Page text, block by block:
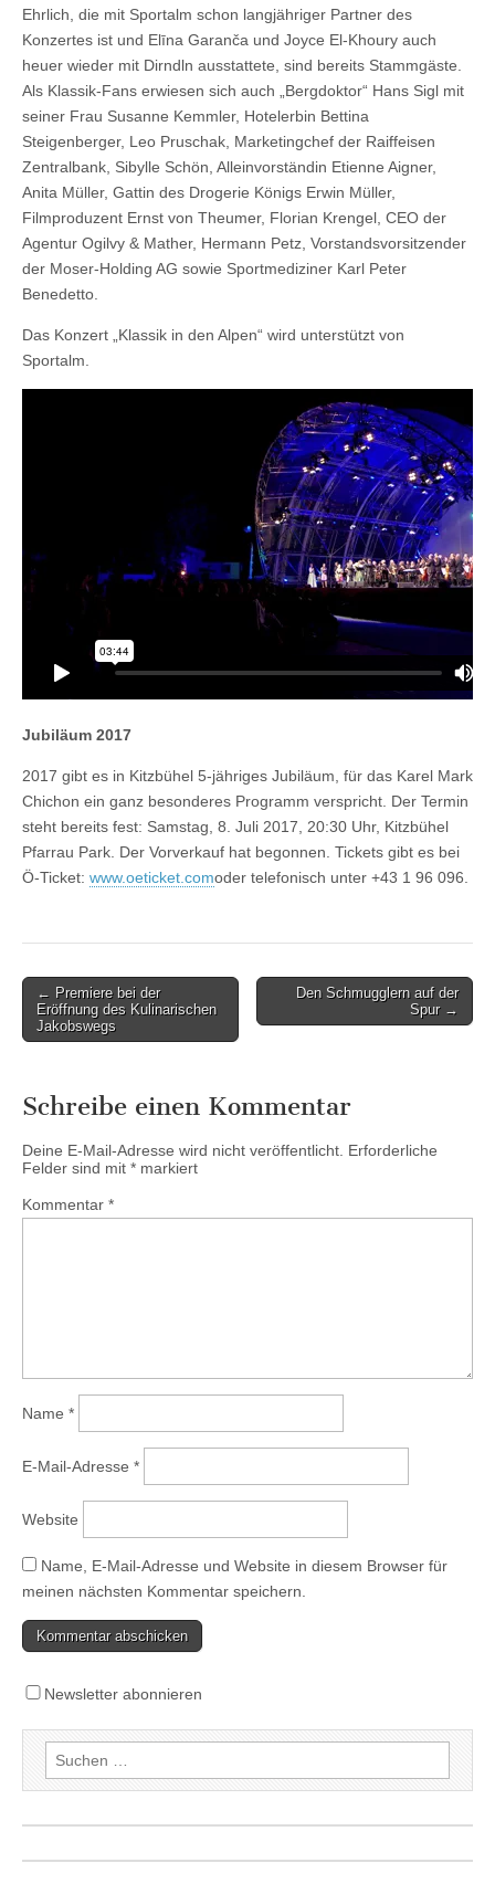
Ehrlich, die mit Sportalm schon langjähriger Partner des
Konzertes ist und Elīna Garanča und Joyce El-Khoury auch
heuer wieder mit Dirndln ausstattete, sind bereits Stammgäste.
Als Klassik-Fans erwiesen sich auch „Bergdoktor“ Hans Sigl mit
seiner Frau Susanne Kemmler, Hotelerbin Bettina
Steigenberger, Leo Pruschak, Marketingchef der Raiffeisen
Zentralbank, Sibylle Schön, Alleinvorständin Etienne Aigner,
Anita Müller, Gattin des Drogerie Königs Erwin Müller,
Filmproduzent Ernst von Theumer, Florian Krengel, CEO der
Agentur Ogilvy & Mather, Hermann Petz, Vorstandsvorsitzender
der Moser-Holding AG sowie Sportmediziner Karl Peter
Benedetto.
Das Konzert „Klassik in den Alpen“ wird unterstützt von
Sportalm.
Jubiläum 2017
2017 gibt es in Kitzbühel 5-jähriges Jubiläum, für das Karel Mark
Chichon ein ganz besonderes Programm verspricht. Der Termin
steht bereits fest: Samstag, 8. Juli 2017, 20:30 Uhr, Kitzbühel
Pfarrau Park. Der Vorverkauf hat begonnen. Tickets gibt es bei
Ö-Ticket: www.oeticket.comoder telefonisch unter +43 1 96 096.
Post
navigation
← Premiere bei der
Eröffnung des Kulinarischen
Jakobswegs
Den Schmugglern auf der
Spur →
Schreibe einen Kommentar
Deine E-Mail-Adresse wird nicht veröffentlicht. Erforderliche
Felder sind mit * markiert
Kommentar *
Name *
E-Mail-Adresse *
Website
Name, E-Mail-Adresse und Website in diesem Browser für
meinen nächsten Kommentar speichern.
Newsletter abonnieren
Suchen
nach: